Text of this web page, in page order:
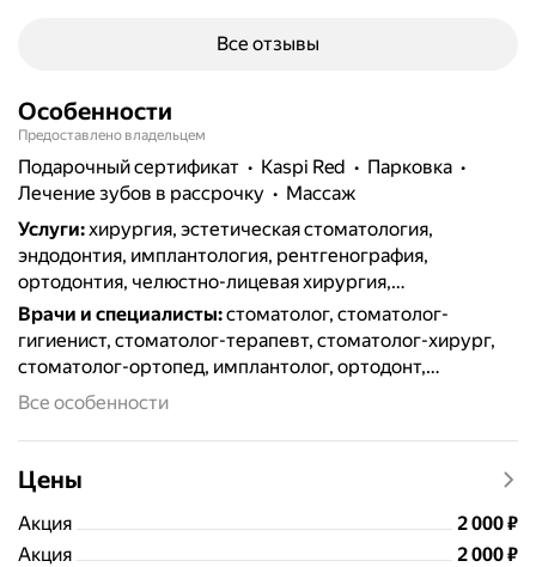
Все отзывы
Особенности
Предоставлено владельцем
подарочный сертификат Kaspi Red
парковка
лечение зубов в рассрочку
массаж
Услуги:хирургия, эстетическая стоматология,
эндодонтия, имплантология, рентгенография,
ортодонтия, челюстно-лицевая хирургия,
протезирование, терапия, френулопластика,
пломбирование, удаление зубов, отбеливание,
лечение кариеса, виниры и люминиры, брекеты,
каналов, костная пластика, лечение кисты зуба,
реставрация зубов, лечение под микроскопом,
кинезиология, ремонт зубных протезов, ортопедия,
цифровая стоматология CAD/CAM, элайнеры, лечение
периодонтита, компьютерная томография
Врачи и специалисты:стоматолог, стоматолог-
гигиенист, стоматолог-терапевт, стоматолог-хирург,
стоматолог-ортопед, имплантолог, ортодонт,
пародонтолог
Все особенности
Цены
Акция Цена
2000
2 000₽
Акция
Цена
2000
2 000₽